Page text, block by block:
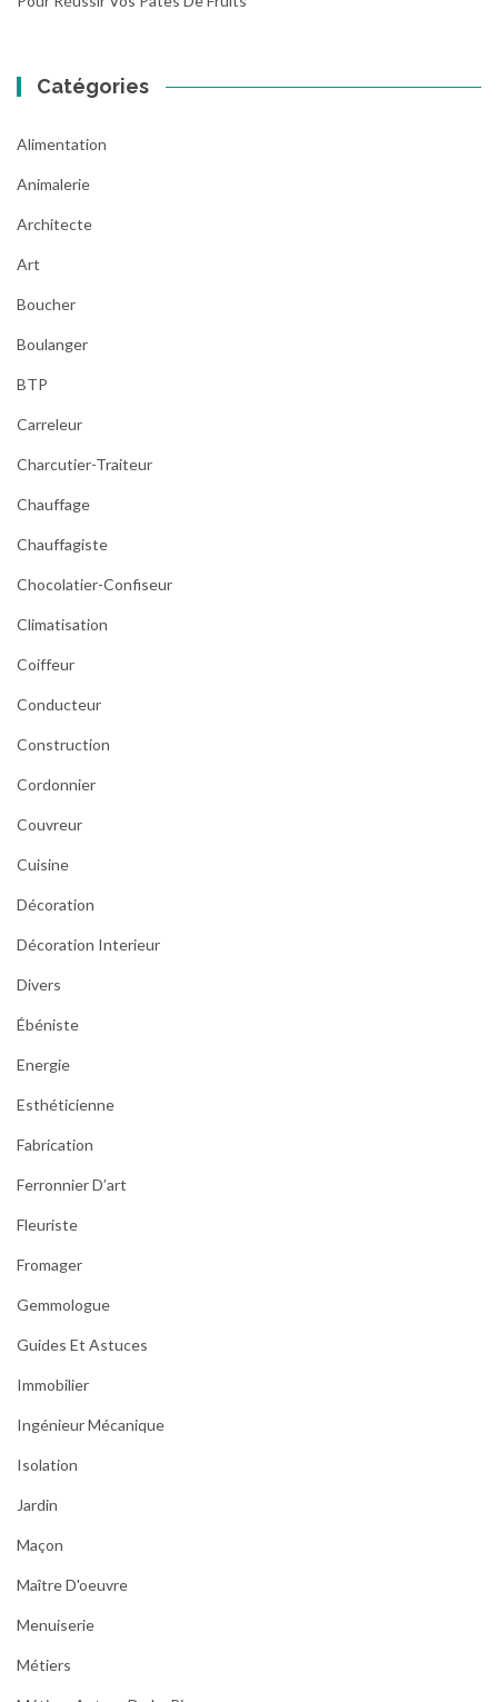
Catégories
Alimentation
Animalerie
Architecte
Art
Boucher
Boulanger
BTP
Carreleur
Charcutier-Traiteur
Chauffage
Chauffagiste
Chocolatier-Confiseur
Climatisation
Coiffeur
Conducteur
Construction
Cordonnier
Couvreur
Cuisine
Décoration
Décoration Interieur
Divers
Ébéniste
Energie
Esthéticienne
Fabrication
Ferronnier D’art
Fleuriste
Fromager
Gemmologue
Guides Et Astuces
Immobilier
Ingénieur Mécanique
Isolation
Jardin
Maçon
Maître D'oeuvre
Menuiserie
Métiers